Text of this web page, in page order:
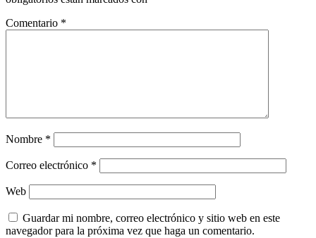
Comentario *
Nombre *
Correo electrónico *
Web
Guardar mi nombre, correo electrónico y sitio web en este
navegador para la próxima vez que haga un comentario.